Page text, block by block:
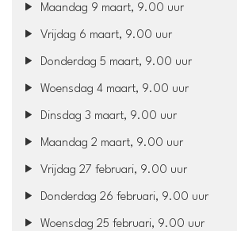
Maandag 9 maart, 9.00 uur
Vrijdag 6 maart, 9.00 uur
Donderdag 5 maart, 9.00 uur
Woensdag 4 maart, 9.00 uur
Dinsdag 3 maart, 9.00 uur
Maandag 2 maart, 9.00 uur
Vrijdag 27 februari, 9.00 uur
Donderdag 26 februari, 9.00 uur
Woensdag 25 februari, 9.00 uur